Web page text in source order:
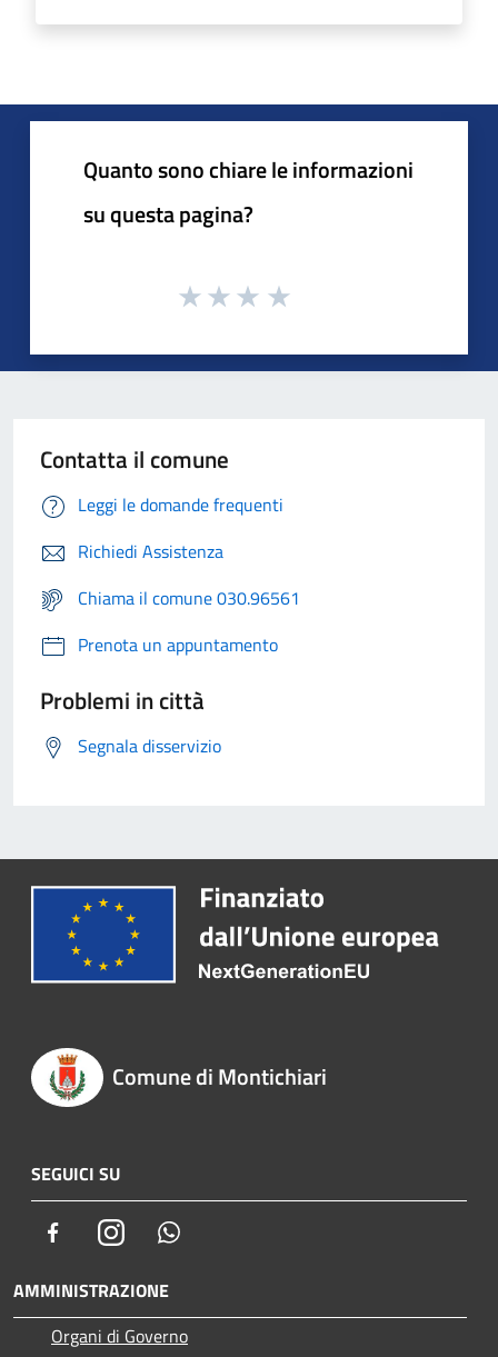
Quanto sono chiare le informazioni
su questa pagina?
Contatta il comune
Leggi le domande frequenti
Richiedi Assistenza
Chiama il comune 030.96561
Prenota un appuntamento
Problemi in città
Segnala disservizio
Comune di Montichiari
SEGUICI SU
FacebookInstagram
AMMINISTRAZIONE
Organi di Governo